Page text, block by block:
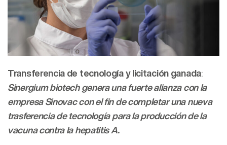
Transferencia de tecnología y licitación ganada:
Sinergium biotech genera una fuerte alianza con la
empresa Sinovac con el fin de completar una nueva
trasferencia de tecnología para la producción de la
vacuna contra la hepatitis A.